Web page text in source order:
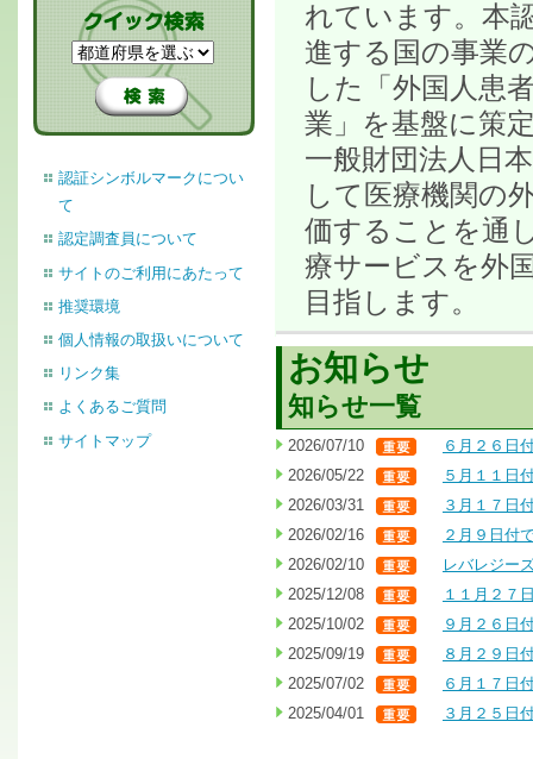
れています。本
進する国の事業
した「外国人患
業」を基盤に策
一般財団法人日
して医療機関の
価することを通
療サービスを外
目指します。
お知らせ
知らせ一覧
2026/07/10
６月２６日
2026/05/22
５月１１日
2026/03/31
３月１７日
2026/02/16
２月９日付
2026/02/10
レバレジー
2025/12/08
１１月２７
2025/10/02
９月２６日
2025/09/19
８月２９日
2025/07/02
６月１７日
2025/04/01
３月２５日
認証シンボルマークについ
て
認定調査員について
サイトのご利用にあたって
推奨環境
個人情報の取扱いについて
リンク集
よくあるご質問
サイトマップ